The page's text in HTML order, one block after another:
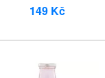
149 Kč